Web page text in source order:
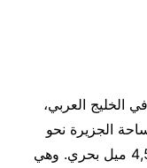
الخليج العربي،
الجزيرة نحو
59,30 كم2 وتبعد عن الساحل بحوالي 4,5 ميل بحري. وهي